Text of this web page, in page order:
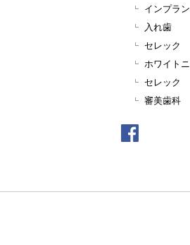
インプラン
入れ歯
セレック
ホワイト
セレック
審美歯科